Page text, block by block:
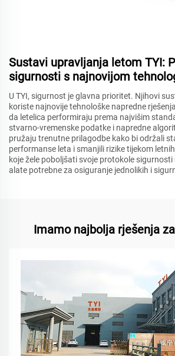
Sustavi upravljanja letom TYI:
sigurnosti s najnovijom
U TYI, sigurnost je glavna prioritet. Njihovi
koriste najnovije tehnološke napredne
da letelica performiraju prema najvišim
stvarno-vremenske podatke i napredne
pružaju trenutne prilagodbe kako bi održali
performanse leta i smanjili rizike tijekom
koje žele poboljšati svoje protokole sigurnosti
alate potrebne za osiguranje jednolikih i
Imamo najbolja rješenja